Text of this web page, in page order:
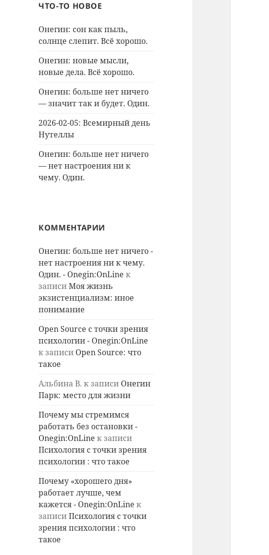
ЧТО-ТО НОВОЕ
Онегин: сон как пыль,
солнце слепит. Всё хорошо.
Онегин: новые мысли,
новые дела. Всё хорошо.
Онегин: больше нет ничего
— значит так и будет. Один.
2026-02-05: Всемирный день
Нутеллы
Онегин: больше нет ничего
— нет настроения ни к
чему. Один.
КОММЕНТАРИИ
Онегин: больше нет ничего -
нет настроения ни к чему.
Один. - Onegin:OnLine к
записиМоя жизнь
экзистенциализм: иное
понимание
Open Source с точки зрения
психологии - Onegin:OnLine
к записи Open Source: что
такое
Альбина В. к записи Онегин
Парк: место для жизни
Почему мы стремимся
работать без остановки -
Onegin:OnLine к записи
Психология с точки зрения
психологии : что такое
Почему «хорошего дня»
работает лучше, чем
кажется - Onegin:OnLine к
записиПсихология с точки
зрения психологии : что
такое